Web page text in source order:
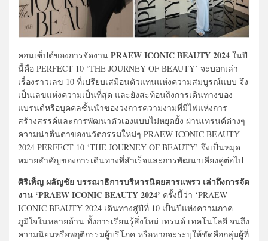
คอนเซ็ปต์ของการจัดงาน PRAEW ICONIC BEAUTY 2024 ในปี
นี้คือ PERFECT 10 ‘THE JOURNEY OF BEAUTY’ จะบอกเล่า
เรื่องราวเลข 10 ที่เปรียบเสมือนตัวแทนแห่งความสมบูรณ์แบบ จึง
เป็นเลขแห่งความเป็นที่สุด และยังสะท้อนถึงการเดินทางของ
แบรนด์หรือบุคคลชั้นนำของวงการความงามที่มีไฟแห่งการ
สร้างสรรค์และการพัฒนาตัวเองแบบไม่หยุดยั้ง ผ่านเทรนด์ต่างๆ
ความน่าตื่นตาของนวัตกรรมใหม่ๆ PRAEW ICONIC BEAUTY
2024 PERFECT 10 ‘THE JOURNEY OF BEAUTY’ จึงเป็นหมุด
หมายสำคัญของการเดินทางที่สำเร็จและการพัฒนาเคียงคู่ต่อไป
ศิริเพ็ญ ผลัญชัย บรรณาธิการบริหารนิตยสารแพรว เล่าถึงการจัด
งาน ‘PRAEW ICONIC BEAUTY 2024’ ครั้งนี้ว่า ‘PRAEW
ICONIC BEAUTY 2024 เดินทางสู่ปีที่ 10 เป็นปีแห่งความภาค
ภูมิใจในหลายด้าน ทั้งการเรียนรู้สิ่งใหม่ เทรนด์ เทคโนโลยี จนถึง
ความนิยมหรือพฤติกรรมผู้บริโภค หรือหากจะระบุให้ชัดคือกลุ่มผู้ที่